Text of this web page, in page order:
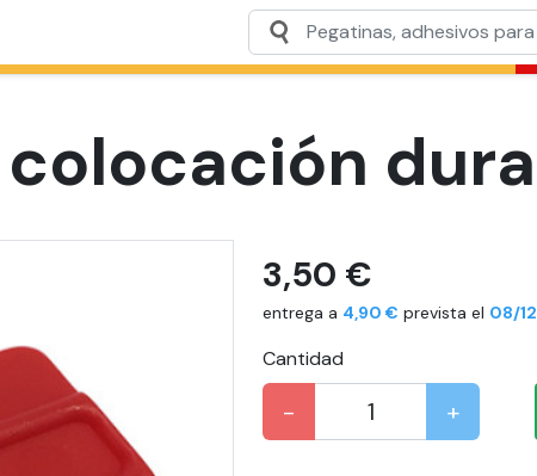
dura
3,50 €
entrega a 4,90 € prevista el 08/12
Cantidad
- +